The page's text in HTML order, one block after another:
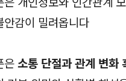
감이 밀려옵니다
은소통 단절과 관계 변화